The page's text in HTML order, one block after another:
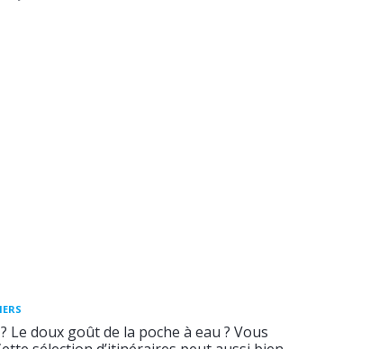
Le doux goût de la poche à eau ? Vous